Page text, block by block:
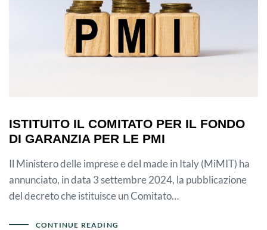
ISTITUITO IL COMITATO PER IL FONDO
DI GARANZIA PER LE PMI
Il Ministero delle imprese e del made in Italy (MiMIT) ha
annunciato, in data 3 settembre 2024, la pubblicazione
del decreto che istituisce un Comitato…
CONTINUE READING